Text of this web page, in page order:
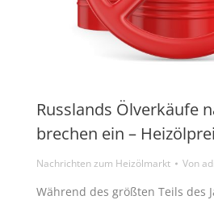
Russlands Ölverkäufe
brechen ein –
Nachrichten zum Heizölmarkt Von
Während des größten Teils des